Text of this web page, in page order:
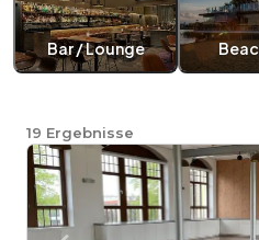
Bar / Lounge
19 Ergebnisse